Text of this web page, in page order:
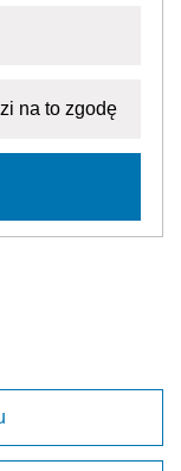
na to zgodę